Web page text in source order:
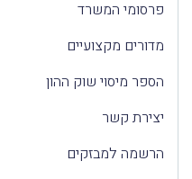
פרסומי המשרד
מדורים מקצועיים
הספר מיסוי שוק ההון
יצירת קשר
הרשמה למבזקים